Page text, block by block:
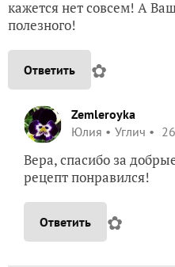
кажется нет совсем! А
полезного!
Ответить ✿
Zemleroyka
Юлия
Углич
Вера, спасибо за
рецепт понравился!
Ответить ✿